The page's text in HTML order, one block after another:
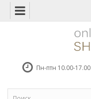
Пн-птн 10.00-17.00